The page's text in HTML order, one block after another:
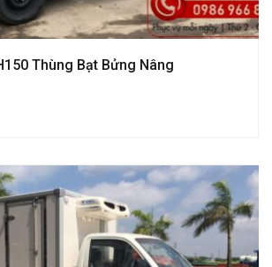
Thùng Bạt Bửng Nâng